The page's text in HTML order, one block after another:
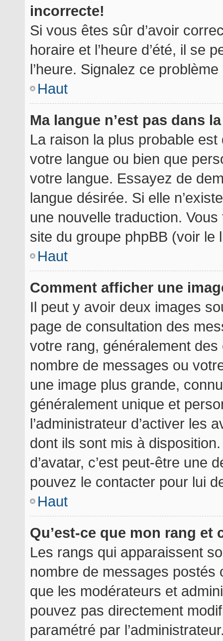
incorrecte!
Si vous êtes sûr d’avoir
horaire et l’heure d’été, il se
l’heure. Signalez ce problème
Haut
Ma langue n’est pas dans
La raison la plus probable est
votre langue ou bien que
votre langue. Essayez de
langue désirée. Si elle
une nouvelle traduction.
site du groupe phpBB (voir le
Haut
Comment afficher une
Il peut y avoir deux images
page de consultation des
votre rang, généralement
nombre de messages ou
une image plus grande,
généralement unique et
l’administrateur d’activer les
dont ils sont mis à
d’avatar, c’est peut-être une
pouvez le contacter pour lui
Haut
Qu’est-ce que mon rang
Les rangs qui apparaissent
nombre de messages postés
que les modérateurs et
pouvez pas directement
paramétré par